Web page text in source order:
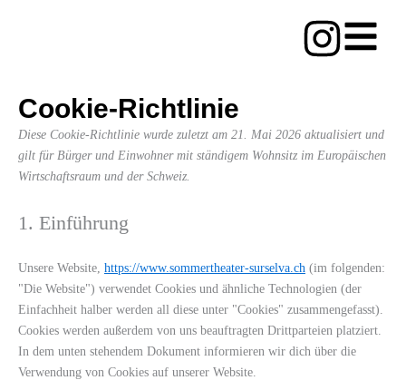
I
s
t
r
a
m
Cookie-Richtlinie
Diese Cookie-Richtlinie wurde zuletzt am 21. Mai 2026 aktualisiert und
gilt für Bürger und Einwohner mit ständigem Wohnsitz im Europäischen
Wirtschaftsraum und der Schweiz.
1. Einführung
Unsere Website, https://www.sommertheater-surselva.ch (im folgenden:
"Die Website") verwendet Cookies und ähnliche Technologien (der
Einfachheit halber werden all diese unter "Cookies" zusammengefasst).
Cookies werden außerdem von uns beauftragten Drittparteien platziert.
In dem unten stehendem Dokument informieren wir dich über die
Verwendung von Cookies auf unserer Website.
Consent
to
Consent
to
Consent
to
Consent
to